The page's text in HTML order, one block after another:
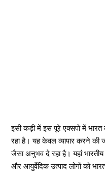
इसी कड़ी में इस पूरे एक्सपो में
रहा है। यह केवल व्यापार करने की
जैसा अनुभव दे रहा है। यहां
और आयुर्वेदिक उत्पाद लोगों को